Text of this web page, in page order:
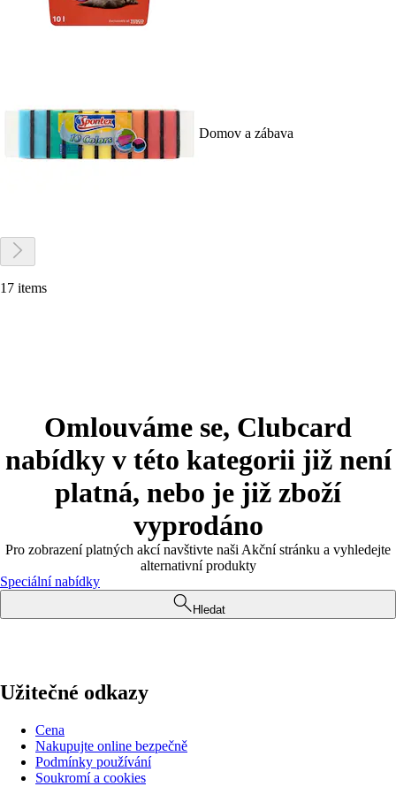
Domov a zábava
17 items
Omlouváme se, Clubcard
nabídky v této kategorii již není
platná, nebo je již zboží
vyprodáno
Pro zobrazení platných akcí navštivte naši Akční stránku a vyhledejte
alternativní produkty
Speciální nabídky
Hledat
Užitečné odkazy
Cena
Nakupujte online bezpečně
Podmínky používání
Soukromí a cookies